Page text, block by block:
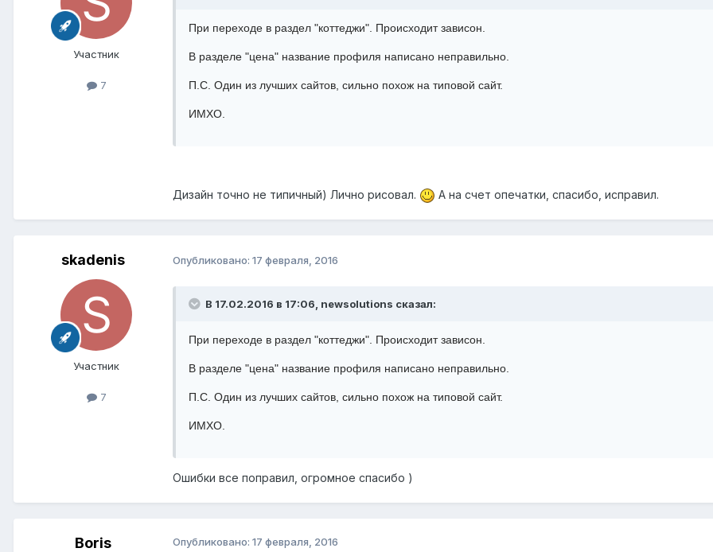
Участник
7
При переходе в раздел "коттеджи". Происходит зависон.
В разделе "цена" название профиля написано неправильно.
П.С. Один из лучших сайтов, сильно похож на типовой сайт.
ИМХО.
Дизайн точно не типичный) Лично рисовал. А на счет опечатки, спасибо, исправил.
skadenis
Участник
7
Опубликовано: 17 февраля, 2016
В 17.02.2016 в 17:06, newsolutions сказал:
При переходе в раздел "коттеджи". Происходит зависон.
В разделе "цена" название профиля написано неправильно.
П.С. Один из лучших сайтов, сильно похож на типовой сайт.
ИМХО.
Ошибки все поправил, огромное спасибо )
Boris Опубликовано: 17 февраля, 2016